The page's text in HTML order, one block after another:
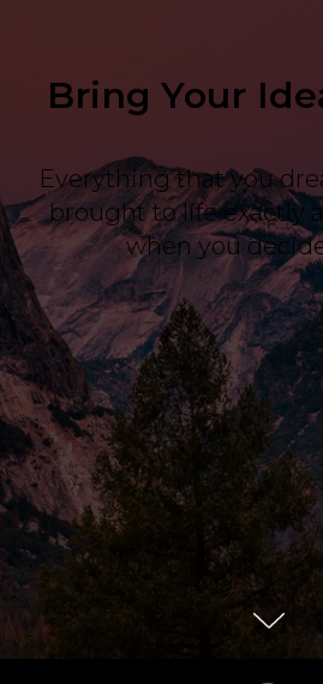
Bring Your
Everything that you
brought to life exactly
when you